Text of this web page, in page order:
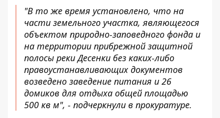
"В то же время установлено, что на
части земельного участка, являющегося
объектом природно-заповедного фонда и
на территории прибрежной защитной
полосы реки Десенки без каких-либо
правоустанавливающих документов
возведено заведение питания и 26
домиков для отдыха общей площадью
500 кв м", - подчеркнули в прокуратуре.